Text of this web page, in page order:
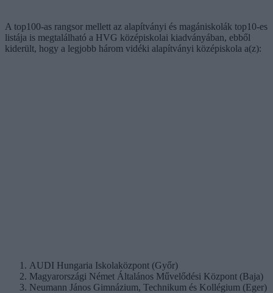
A top100-as rangsor mellett az alapítványi és magániskolák top10-es
listája is megtalálható a HVG középiskolai kiadványában, ebből
kiderült, hogy a legjobb három vidéki alapítványi középiskola a(z):
AUDI Hungaria Iskolaközpont (Győr)
Magyarországi Német Általános Művelődési Központ (Baja)
Neumann János Gimnázium, Technikum és Kollégium (Eger)